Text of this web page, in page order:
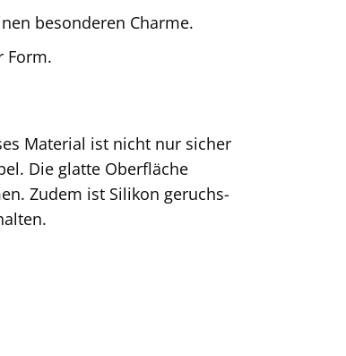
besonderen Charme.
Form.
Material ist nicht nur sicher
Die glatte Oberfläche
Zudem ist Silikon geruchs-